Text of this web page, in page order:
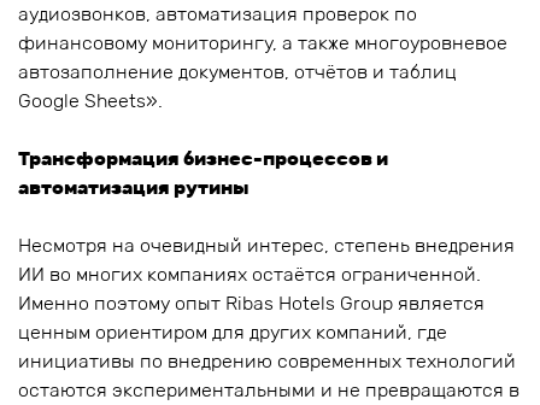
аудиозвонков, автоматизация проверок по
финансовому мониторингу, а также многоуровневое
автозаполнение документов, отчётов и таблиц
Google Sheets».
Трансформация бизнес-процессов и
автоматизация рутины
Несмотря на очевидный интерес, степень внедрения
ИИ во многих компаниях остаётся ограниченной.
Именно поэтому опыт Ribas Hotels Group является
ценным ориентиром для других компаний, где
инициативы по внедрению современных технологий
остаются экспериментальными и не превращаются в